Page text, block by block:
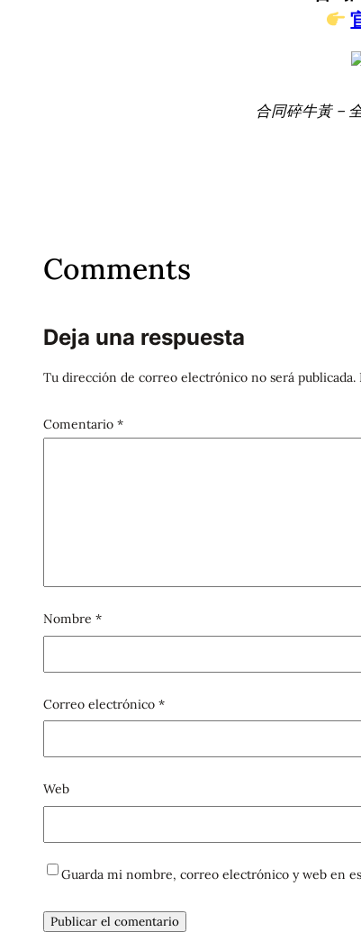
合同碎牛黃 –
Comments
Deja una respuesta
Tu dirección de correo electrónico no será publicada.
Comentario *
Nombre *
Correo electrónico *
Web
Guarda mi nombre, correo electrónico y web en